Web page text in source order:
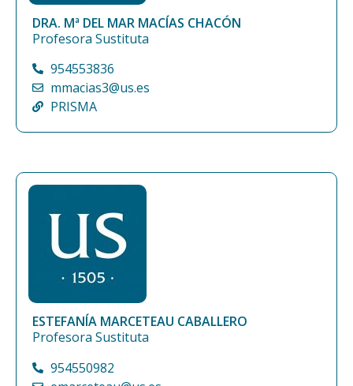
DRA. Mª DEL MAR MACÍAS CHACÓN
Profesora Sustituta
954553836
mmacias3@us.es
PRISMA
ESTEFANÍA MARCETEAU CABALLERO
Profesora Sustituta
954550982